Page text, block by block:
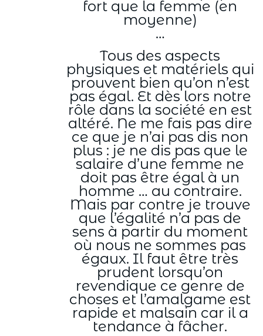
fort que la femme (en
moyenne)
…
Tous des aspects
physiques et matériels qui
prouvent bien qu’on n’est
pas égal. Et dès lors notre
rôle dans la société en est
altéré. Ne me fais pas dire
ce que je n’ai pas dis non
plus : je ne dis pas que le
salaire d’une femme ne
doit pas être égal à un
homme … au contraire.
Mais par contre je trouve
que l’égalité n’a pas de
sens à partir du moment
où nous ne sommes pas
égaux. Il faut être très
prudent lorsqu’on
revendique ce genre de
choses et l’amalgame est
rapide et malsain car il a
tendance à fâcher.